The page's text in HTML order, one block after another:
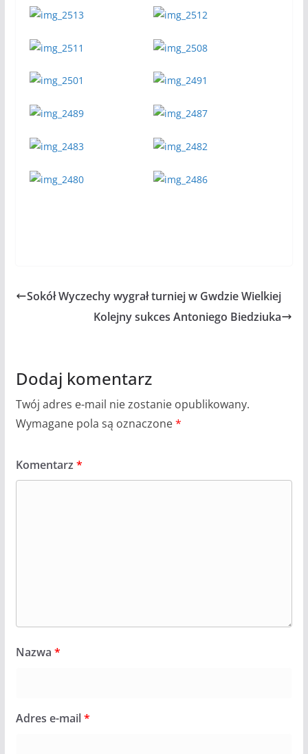
Sokół Wyczechy wygrał turniej w Gwdzie Wielkiej
Kolejny sukces Antoniego Biedziuka
Dodaj komentarz
Twój adres e-mail nie zostanie opublikowany.
Wymagane pola są oznaczone*
Komentarz *
Nazwa *
Adres e-mail*